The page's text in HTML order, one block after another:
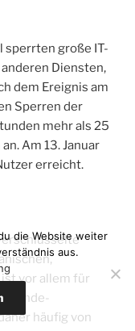
sperrten große IT-
Diensten,
dem Ereignis am
Sperren der
mehr als 25
Am 13. Januar
erreicht.
vor allem für
Ende-
häufig von
die Website weiter
aus.